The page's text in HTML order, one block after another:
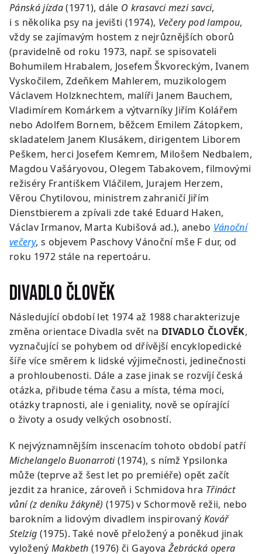
Pánská jízda(1971), dále O krasavci mezi savci,
i s několika psy na jevišti (1974), Večery pod lampou,
vždy se zajímavým hostem z nejrůznějších oborů
(pravidelně od roku 1973, např. se spisovateli
Bohumilem Hrabalem, Josefem Škvoreckým, Ivanem
Vyskočilem, Zdeňkem Mahlerem, muzikologem
Václavem Holzknechtem, malíři Janem Bauchem,
Vladimírem Komárkem a výtvarníky Jiřím Kolářem
nebo Adolfem Bornem, běžcem Emilem Zátopkem,
skladatelem Janem Klusákem, dirigentem Liborem
Peškem, herci Josefem Kemrem, Milošem Nedbalem,
Magdou Vašáryovou, Olegem Tabakovem, filmovými
režiséry Františkem Vláčilem, Jurajem Herzem,
Věrou Chytilovou, ministrem zahraničí Jiřím
Dienstbierem a zpívali zde také Eduard Haken,
Václav Irmanov, Marta Kubišová ad.), anebo Vánoční
večery, s objevem Paschovy Vánoční mše F dur, od
roku 1972 stále na repertoáru.
Divadlo člověk
Následující období let 1974 až 1988 charakterizuje
změna orientace Divadla svět na DIVADLO ČLOVĚK,
vyznačující se pohybem od dřívější encyklopedické
šíře více směrem k lidské výjimečnosti, jedinečnosti
a prohloubenosti. Dále a zase jinak se rozvíjí česká
otázka, přibude téma času a místa, téma moci,
otázky trapnosti, ale i geniality, nově se opírající
o životy a osudy velkých osobností.
K nejvýznamnějším inscenacím tohoto období patří
Michelangelo Buonarroti(1974), s nímž Ypsilonka
může (teprve až šest let po premiéře) opět začít
jezdit za hranice, zároveň i Schmidova hra Třináct
vůní (z deníku žákyně) (1975) v Schormově režii, nebo
barokním a lidovým divadlem inspirovaný Kovář
Stelzig (1975). Také nově přeložený a poněkud jinak
vyloženýMakbeth (1976) či Gayova Žebrácká opera